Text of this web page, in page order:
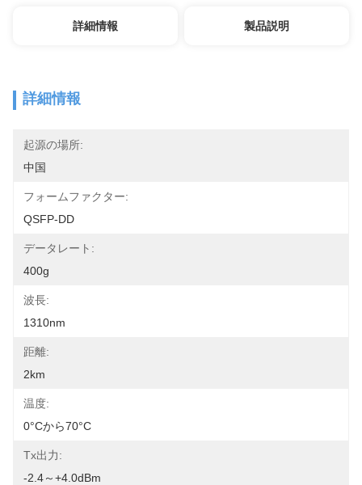
詳細情報 製品説明
詳細情報
起源の場所:
中国
フォームファクター:
QSFP-DD
データレート:
400g
波長:
1310nm
距離:
2km
温度:
0°Cから70°C
Tx出力:
-2.4～+4.0dBm